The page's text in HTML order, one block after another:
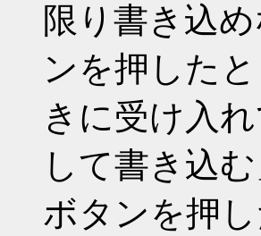
限り書き込
ンを押したと
きに受け入
して書き込む
ボタンを押